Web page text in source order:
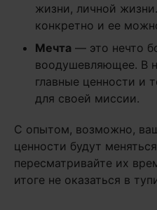
жизни, личной
конкретно и ее
Мечта — это нечто
воодушевляющее. В
главные ценности и
для своей миссии.
С опытом, возможно,
ценности будут
пересматривайте их
итоге не оказаться в